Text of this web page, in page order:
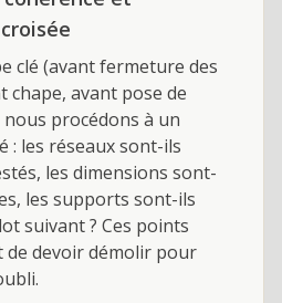
clé (avant fermeture des
chape, avant pose de
procédons à un
: les réseaux sont-ils
les dimensions sont-
les supports sont-ils
suivant ? Ces points
devoir démolir pour